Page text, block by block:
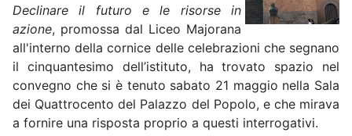
Declinare il futuro e le risorse in
azione, promossa dal Liceo Majorana
all'interno della cornice delle celebrazioni che segnano
il cinquantesimo dell’istituto, ha trovato spazio nel
convegno che si è tenuto sabato 21 maggio nella Sala
dei Quattrocento del Palazzo del Popolo, e che mirava
a fornire una risposta proprio a questi interrogativi.